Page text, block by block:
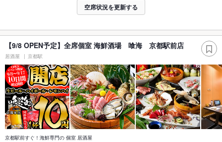
空席状況を更新する
【9/8 OPEN予定】全席個室 海鮮酒場 喰海 京都駅前店
居酒屋 京都駅
京都駅前すぐ！海鮮専門の 個室 居酒屋